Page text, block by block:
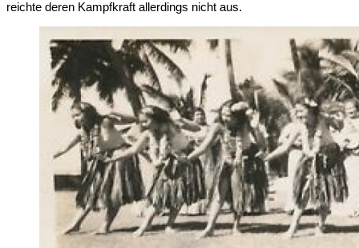
reichte deren Kampfkraft allerdings nicht aus.